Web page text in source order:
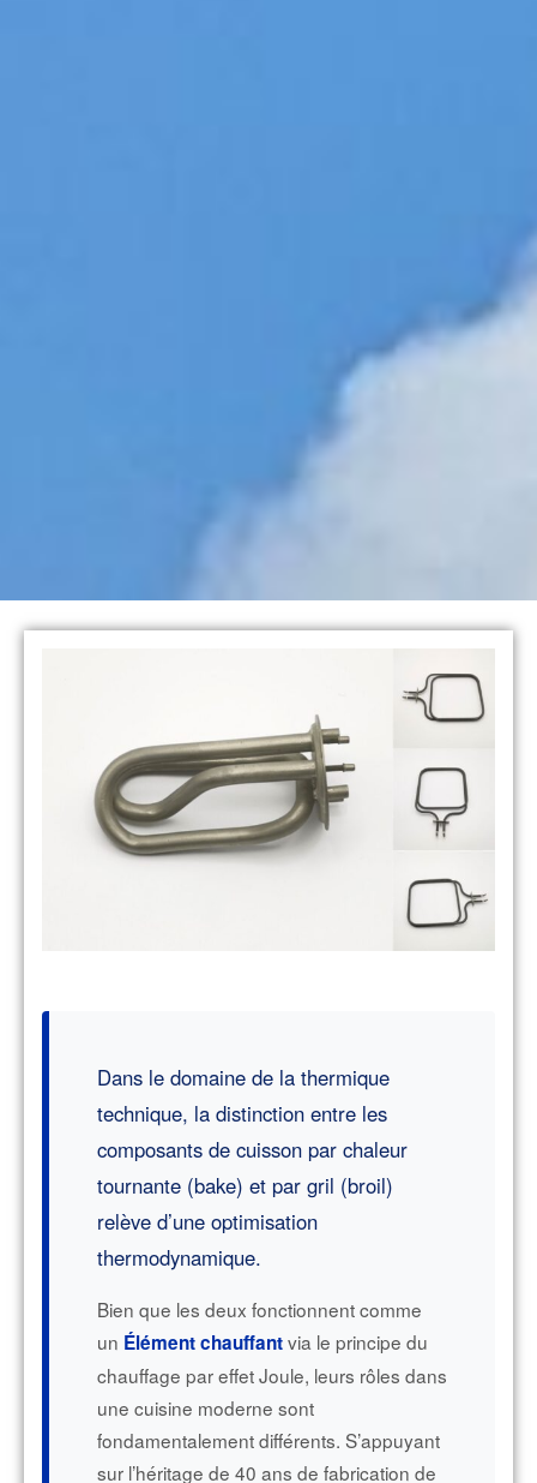
Dans le domaine de la thermique
technique, la distinction entre les
composants de cuisson par chaleur
tournante (bake) et par gril (broil)
relève d’une optimisation
thermodynamique.
Bien que les deux fonctionnent comme
un Élément chauffantvia le principe du
chauffage par effet Joule, leurs rôles dans
une cuisine moderne sont
fondamentalement différents. S’appuyant
sur l’héritage de 40 ans de fabrication de